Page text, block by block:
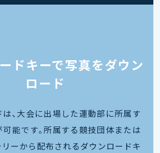
ドキーで写真をダウン
ロード
､大会に出場した運動部に所属す
可能です｡所属する競技団体または
ーから配布されるダウンロードキ